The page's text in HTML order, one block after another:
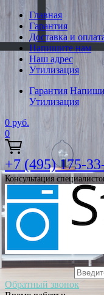
Главная
Гарантия
Доставка и
Напишите нам
Наш адрес
Утилизация
Гарантия
Утилизация
0 руб.
0
+7 (495) 175-
Консультация
Обратный звонок